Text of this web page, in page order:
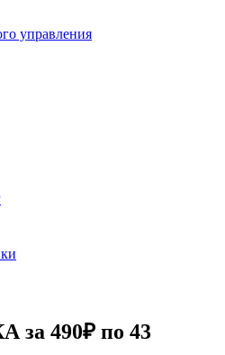
управления
490₽ по 43